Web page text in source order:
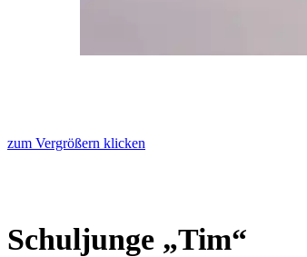
zum Vergrößern klicken
Schuljunge „Tim“